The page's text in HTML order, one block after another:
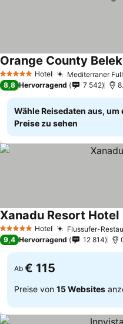
5 Sterne Hotel Mediterraner
Orange County Belek
8,8 Hervorragend 7 542
Wähle Reisedaten aus, um
Preise zu sehen
5 Sterne Hotel Flussufer-
Xanadu Resort Hotel
9,4 Hervorragend 12 814
Ab € 115
Preise von 15 Websites